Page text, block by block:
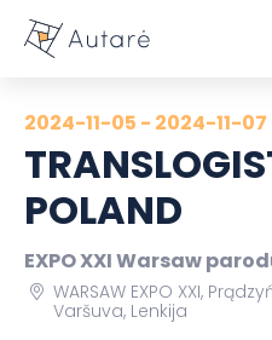
2024-11-05 - 2024-11-07
POLAND
EXPO XXI Warsaw
WARSAW EXPO XXI,
Varšuva, Lenkija